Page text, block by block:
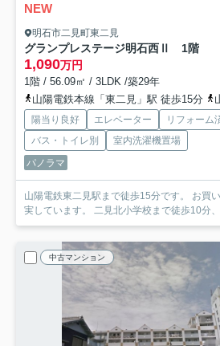
NEW
明石市二見町東二見
グランプレステージ明石西Ⅱ 1階
1,090万円
1階 / 56.09㎡ / 3LDK /築29年
山陽電鉄本線「東二見」駅 徒歩15分
陽当り良好 エレベーター リフォーム
バス・トイレ別
室内洗濯機置場
パノラマ
山陽電鉄東二見駅まで徒歩15分です。 お買
実しています。 二見北小学校まで徒歩10分
中古マンション